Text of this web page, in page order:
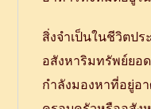
สิ่งจำเป็นในชีวิตปร
อสังหาริมทรัพย์ยอ
กำลังมองหาที่อยู่อ